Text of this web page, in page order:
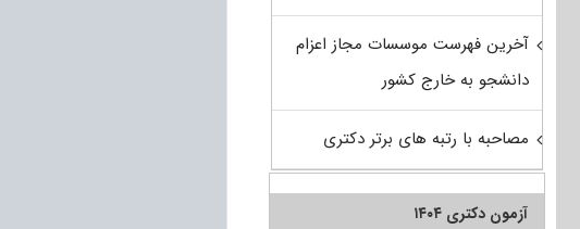
آخرین فهرست موسسات مجاز اعزام
دانشجو به خارج کشور
مصاحبه با رتبه های برتر دکتری
آزمون دکتری ۱۴۰۴